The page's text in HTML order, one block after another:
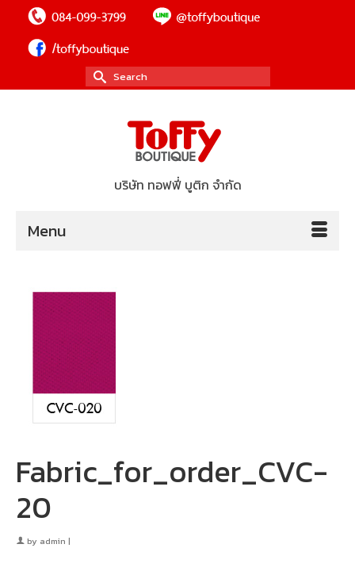
Search
for:
บริษัท ทอฟฟี่ บูติก จำกัด
Menu
Fabric_for_order_CVC-
20
by admin |